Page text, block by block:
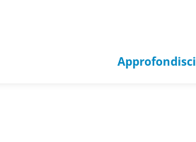
Approfondisci